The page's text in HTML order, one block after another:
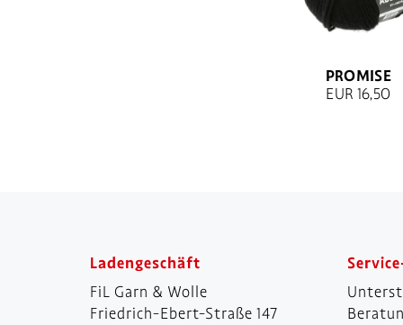
PROMISE
EUR 16,50
Ladengeschäft
FiL Garn & Wolle
Friedrich-Ebert-Straße 147